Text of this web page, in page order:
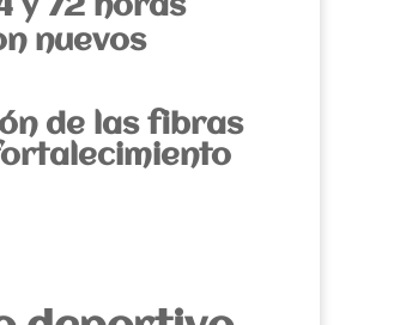
y 72 horas
nuevos
de las fibras